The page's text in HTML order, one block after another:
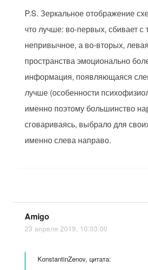
P.S. Зеркальное отображение
что лучше: во-первых, сбивает с
непривычное, а во-вторых,
пространства эмоционально
информация, появляющаяся
лучше (особенности
именно поэтому большинство
сговариваясь, выбрало для
именно слева направо.
Amigo
23 апреля 2019, 10:03:00
KonstantinZenov, цитата: